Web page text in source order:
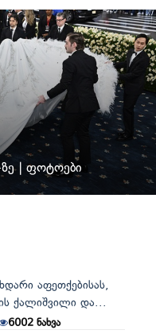
| ფოტოები
აფეთქებისას,
ქალიშვილი და...
6002 ნახვა